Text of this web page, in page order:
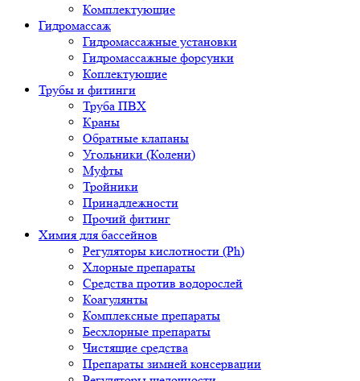
Комплектующие
Гидромассаж
Гидромассажные установки
Гидромассажные форсунки
Коплектующие
Трубы и фитинги
Труба ПВХ
Краны
Обратные клапаны
Угольники (Колени)
Муфты
Тройники
Принадлежности
Прочий фитинг
Химия для бассейнов
Регуляторы кислотности (Ph)
Хлорные препараты
Средства против водорослей
Коагулянты
Комплексные препараты
Бесхлорные препараты
Чистящие средства
Препараты зимней консервации